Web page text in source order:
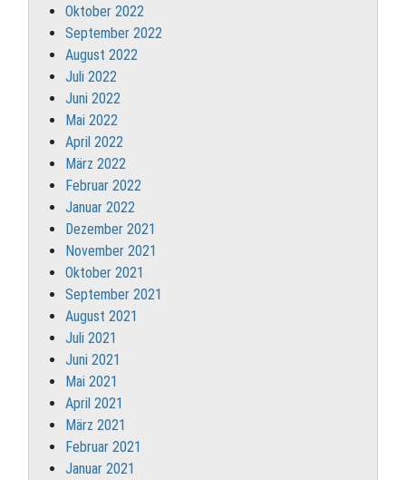
Oktober 2022
September 2022
August 2022
Juli 2022
Juni 2022
Mai 2022
April 2022
März 2022
Februar 2022
Januar 2022
Dezember 2021
November 2021
Oktober 2021
September 2021
August 2021
Juli 2021
Juni 2021
Mai 2021
April 2021
März 2021
Februar 2021
Januar 2021